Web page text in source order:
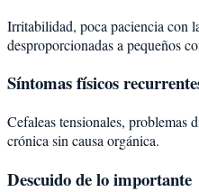
Irritabilidad, poca paciencia con
desproporcionadas a pequeños
Síntomas físicos
Cefaleas tensionales, problemas
crónica sin causa orgánica.
Descuido de lo importante